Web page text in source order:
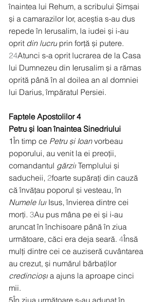
înaintea lui Rehum, a scribului Șimșai
și a camarazilor lor, aceștia s-au dus
repede în Ierusalim, la iudei și i-au
oprit din lucru prin forță și putere.
24Atunci s-a oprit lucrarea de la Casa
lui Dumnezeu din Ierusalim și a rămas
oprită până în al doilea an al domniei
lui Darius, împăratul Persiei.
Faptele Apostolilor 4
Petru și Ioan înaintea Sinedriului
1În timp ce Petru și Ioan vorbeau
poporului, au venit la ei preoții,
comandantul gărzii Templului și
saducheii, 2foarte supărați din cauză
că învățau poporul și vesteau, în
Numele lui Isus, învierea dintre cei
morți. 3Au pus mâna pe ei și i-au
aruncat în închisoare până în ziua
următoare, căci era deja seară. 4Însă
mulți dintre cei ce auziseră cuvântarea
au crezut, și numărul bărbaților
credincioși a ajuns la aproape cinci
mii.